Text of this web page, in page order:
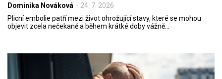
Dominika Nováková - 24. 7. 2026
Plicní embolie patří mezi život ohrožující stavy, které se mohou
objevit zcela nečekaně a během krátké doby vážně…